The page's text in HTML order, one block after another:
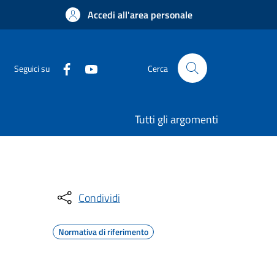
Accedi all'area personale
Seguici su Cerca
Tutti gli argomenti
Condividi
Normativa di riferimento